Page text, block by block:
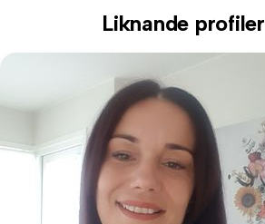
Liknande profiler